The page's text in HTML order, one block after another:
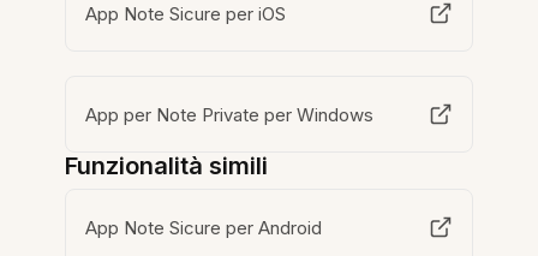
App Note Sicure per iOS
App per Note Private per Windows
Funzionalità simili
App Note Sicure per Android